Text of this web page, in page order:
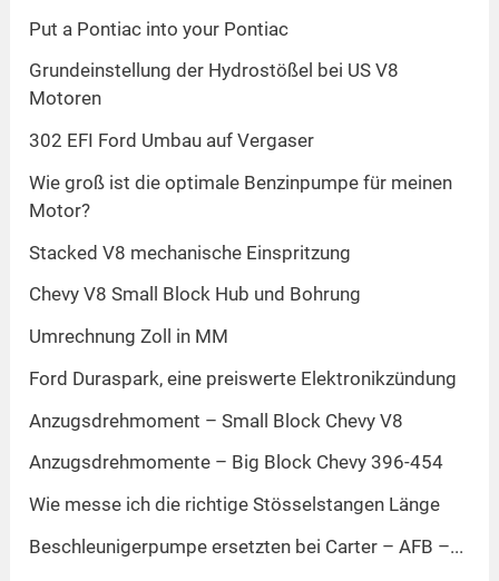
Put a Pontiac into your Pontiac
Grundeinstellung der Hydrostößel bei US V8
Motoren
302 EFI Ford Umbau auf Vergaser
Wie groß ist die optimale Benzinpumpe für meinen
Motor?
Stacked V8 mechanische Einspritzung
Chevy V8 Small Block Hub und Bohrung
Umrechnung Zoll in MM
Ford Duraspark, eine preiswerte Elektronikzündung
Anzugsdrehmoment – Small Block Chevy V8
Anzugsdrehmomente – Big Block Chevy 396-454
Wie messe ich die richtige Stösselstangen Länge
Beschleunigerpumpe ersetzten bei Carter – AFB –...